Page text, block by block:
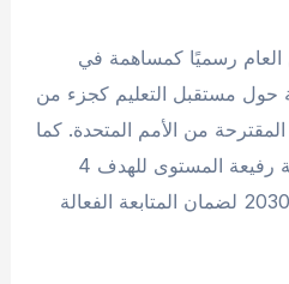
العام رسميًا كمساهمة في
حول مستقبل التعليم كجزء من
من الأمم المتحدة. كما
ستدعم عمل اللجنة التوجيهية رفيعة المستوى للهدف 4
للتنمية المستدامة – التعليم 2030 لضمان المتابعة الفعالة